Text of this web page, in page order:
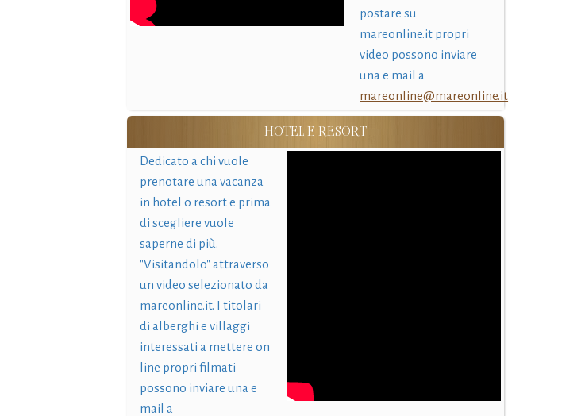
postare su
mareonline.it propri
video possono inviare
una e mail a
mareonline@mareonline.it
HOTEL E RESORT
Dedicato a chi vuole
prenotare una vacanza
in hotel o resort e prima
di scegliere vuole
saperne di più.
"Visitandolo" attraverso
un video selezionato da
mareonline.it. I titolari
di alberghi e villaggi
interessati a mettere on
line propri filmati
possono inviare una e
mail a